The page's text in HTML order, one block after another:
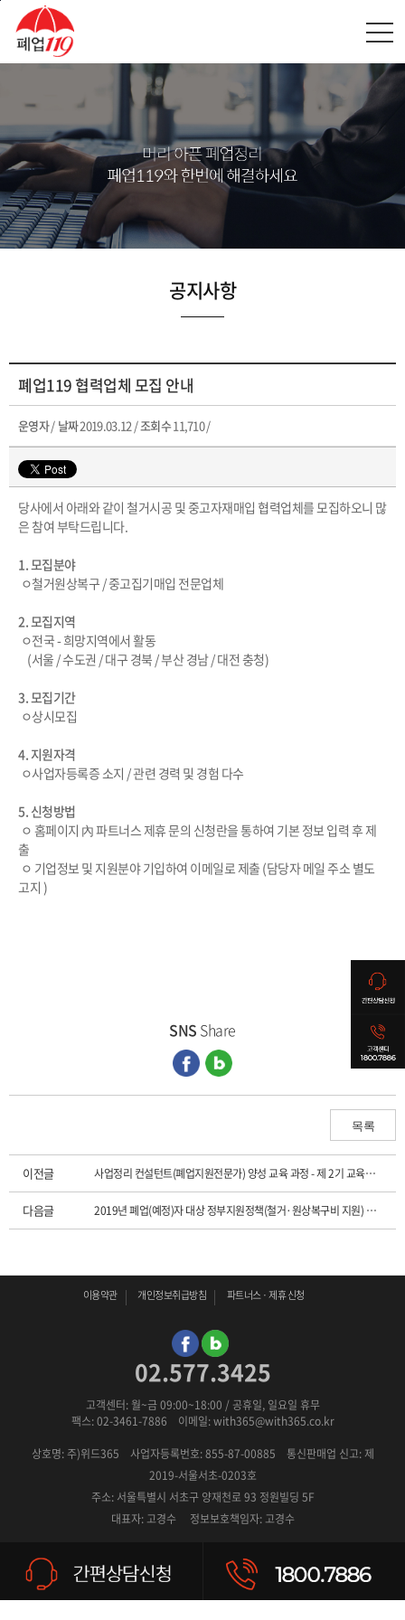
본문바로가기
공지사항
폐업119 협력업체 모집 안내
운영자/ 날짜2019.03.12 /조회수11,710 /
당사에서 아래와 같이 철거시공 및 중고자재매입 협력업체를 모집하오니 많
은 참여 부탁드립니다.
1. 모집분야
ㅇ철거원상복구 / 중고집기매입 전문업체
2. 모집지역
ㅇ전국 - 희망지역에서 활동
(서울 / 수도권 / 대구 경북 / 부산 경남 / 대전 충청)
3. 모집기간
ㅇ상시모집
4. 지원자격
ㅇ사업자등록증 소지 / 관련 경력 및 경험 다수
5. 신청방법
ㅇ 홈페이지 內 파트너스 제휴 문의 신청란을 통하여 기본 정보 입력 후 제
출
ㅇ 기업정보 및 지원분야 기입하여 이메일로 제출 (담당자 메일 주소 별도
고지 )
SNS Share
목록
이전글 사업정리 컨설턴트(폐업지원전문가) 양성 교육 과정 - 제 2기 교육생 모집
다음글 2019년 폐업(예정)자 대상 정부지원정책(철거·원상복구비 지원) 안내
이용약관 개인정보취급방침 파트너스 · 제휴 신청
02.577.3425
고객센터: 월~금 09:00~18:00 / 공휴일, 일요일 휴무
팩스: 02-3461-7886 이메일: with365@with365.co.kr
상호명: 주)위드365
사업자등록번호: 855-87-00885
통신판매업 신고: 제
2019-서울서초-0203호
주소: 서울특별시 서초구 양재천로 93 정원빌딩 5F
대표자: 고경수 정보보호책임자: 고경수